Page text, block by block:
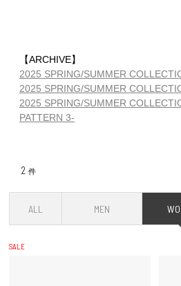
【ARCHIVE】
2025 SPRING/SUMMER
2025 SPRING/SUMMER
2025 SPRING/SUMMER
PATTERN 3-
2 件
ALL MEN
SALE